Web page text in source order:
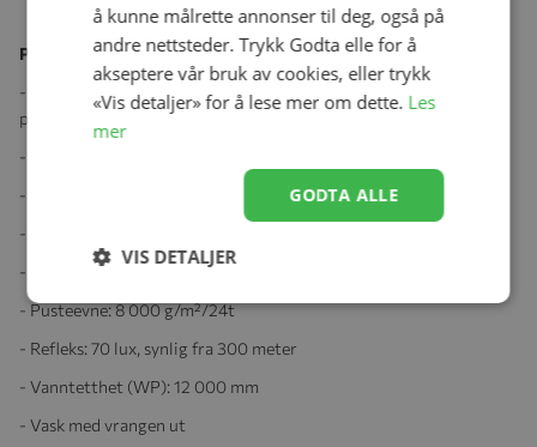
Produktspesifikasjoner:
- Innermateriale: 3 % elastan 43 % polyester 54 % resirkulert
polyester
- Belegg: 100 % polyuretan
- Polstring: 100 % resirkulert polyester - THINSULATE®
- Hovedmateriale: 100 % resirkulert nylon
- Bionic Finish® Eco-belegg, flourfri
- Pusteevne: 8 000 g/m²/24t
- Refleks: 70 lux, synlig fra 300 meter
- Vanntetthet (WP): 12 000 mm
- Vask med vrangen ut
å kunne målrette annonser til deg, også på
andre nettsteder. Trykk Godta elle for å
akseptere vår bruk av cookies, eller trykk
«Vis detaljer» for å lese mer om dette. Les
mer
GODTA ALLE
VIS DETALJER